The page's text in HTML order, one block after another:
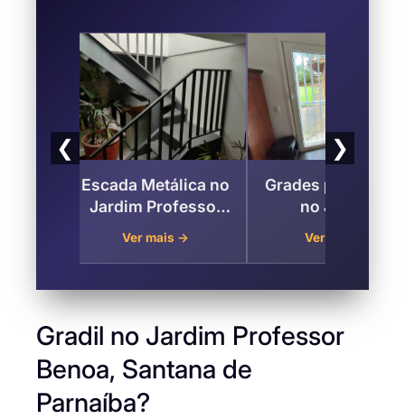
❮
Escada Metálica no
Jardim Professor
Benoa Santana de
Ver mais →
Grades para
no Jardim
Ver mais →
❯
Gradil no Jardim Professor
Benoa, Santana de
Parnaíba?